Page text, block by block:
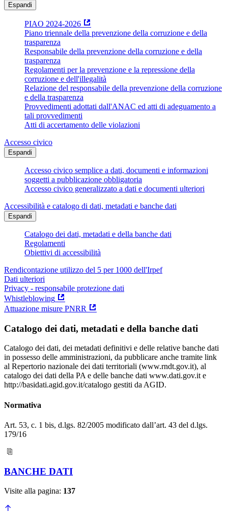
Espandi
PIAO 2024-2026
Piano triennale della prevenzione della corruzione e della
trasparenza
Responsabile della prevenzione della corruzione e della
trasparenza
Regolamenti per la prevenzione e la repressione della
corruzione e dell'illegalità
Relazione del responsabile della prevenzione della corruzione
e della trasparenza
Provvedimenti adottati dall'ANAC ed atti di adeguamento a
tali provvedimenti
Atti di accertamento delle violazioni
Accesso civico
Espandi
Accesso civico semplice a dati, documenti e informazioni
soggetti a pubblicazione obbligatoria
Accesso civico generalizzato a dati e documenti ulteriori
Accessibilità e catalogo di dati, metadati e banche dati
Espandi
Catalogo dei dati, metadati e della banche dati
Regolamenti
Obiettivi di accessibilità
Rendicontazione utilizzo del 5 per 1000 dell'Irpef
Dati ulteriori
Privacy - responsabile protezione dati
Whistleblowing
Attuazione misure PNRR
Catalogo dei dati, metadati e della banche dati
Catalogo dei dati, dei metadati definitivi e delle relative banche dati
in possesso delle amministrazioni, da pubblicare anche tramite link
al Repertorio nazionale dei dati territoriali (www.rndt.gov.it), al
catalogo dei dati della PA e delle banche dati www.dati.gov.it e
http://basidati.agid.gov.it/catalogo gestiti da AGID.
Normativa
Art. 53, c. 1 bis, d.lgs. 82/2005 modificato dall’art. 43 del d.lgs.
179/16
BANCHE DATI
Visite alla pagina: 137